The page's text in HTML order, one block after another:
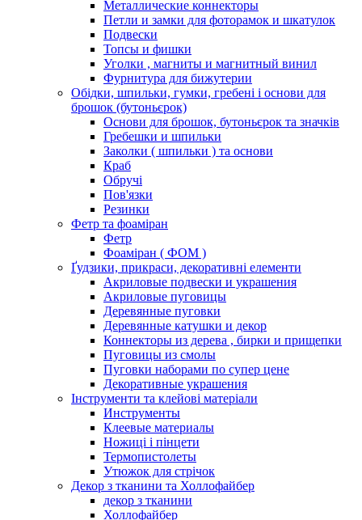
Металлические коннекторы
Петли и замки для фоторамок и шкатулок
Подвески
Топсы и фишки
Уголки , магниты и магнитный винил
Фурнитура для бижутерии
Обідки, шпильки, гумки, гребені і основи для
брошок (бутоньєрок)
Основи для брошок, бутоньєрок та значків
Гребешки и шпильки
Заколки ( шпильки ) та основи
Краб
Обручі
Пов'язки
Резинки
Фетр та фоаміран
Фетр
Фоаміран ( ФОМ )
Ґудзики, прикраси, декоративні елементи
Акриловые подвески и украшения
Акриловые пуговицы
Деревянные пуговки
Деревянные катушки и декор
Коннекторы из дерева , бирки и прищепки
Пуговицы из смолы
Пуговки наборами по супер цене
Декоративные украшения
Інструменти та клейові матеріали
Инструменты
Клеевые материалы
Ножиці і пінцети
Термопистолеты
Утюжок для стрічок
Декор з тканини та Холлофайбер
декор з тканини
Холлофайбер